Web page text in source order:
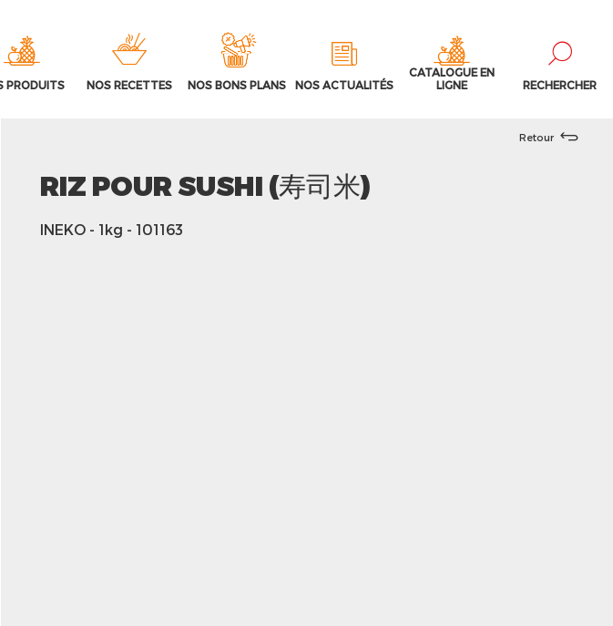
PRODUITS NOS RECETTES NOS BONS PLANS NOS ACTUALITÉS
CATALOGUE EN
LIGNE
RECHERCHER
Retour
RIZ POUR SUSHI (寿司米)
INEKO - 1kg - 101163